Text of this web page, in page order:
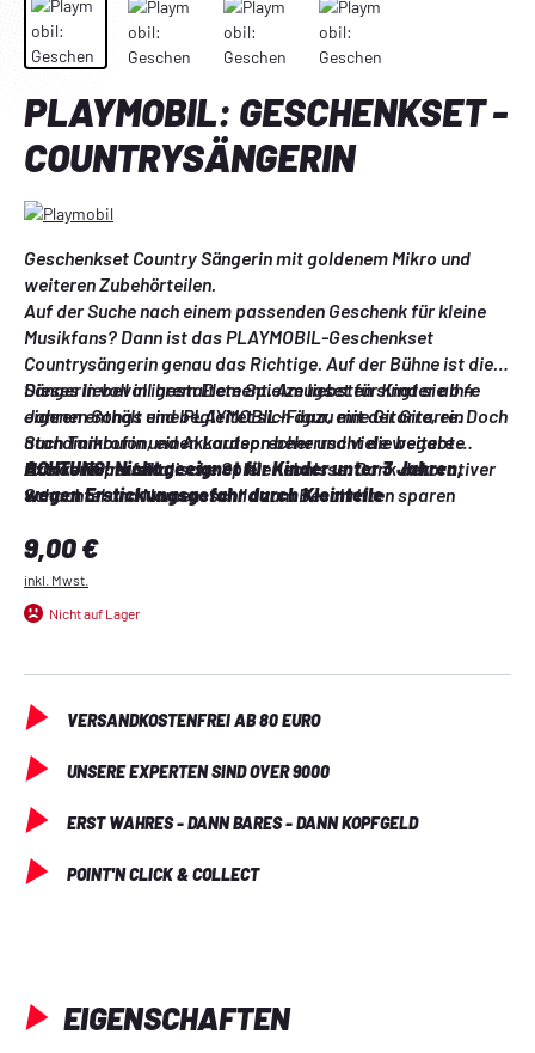
PLAYMOBIL: GESCHENKSET -
COUNTRYSÄNGERIN
Geschenkset Country Sängerin mit goldenem Mikro und
weiteren Zubehörteilen.
Auf der Suche nach einem passenden Geschenk für kleine
Musikfans? Dann ist das PLAYMOBIL-Geschenkset
Countrysängerin genau das Richtige. Auf der Bühne ist die
Sängerin voll in ihrem Element. Am liebsten singt sie ihre
eigenen Songs und begleitet sich dazu mit der Gitarre. Doch
auch Tamburin und Akkordeon beherrscht die begabte
Musikerin perfekt.
Dieses liebevoll gestaltete Spielzeugset für Kinder ab 4
Jahren enthält eine PLAYMOBIL-Figur, eine Gitarre, ein
Standmikrofon, einen Lautsprecher und viele weitere
Extras für musikalische Spielerlebnisse. Dank dekorativer
Schachtel und Namensschild zum Beschriften sparen
die Umwelt. Ein tolles Spielzeugset zum Mitbringen und
Verschenken.
ACHTUNG! Nicht geeignet für Kinder unter 3 Jahren,
wegen Erstickungsgefahr durch Kleinteile
Regulärer Preis:
9,00 €
inkl. Mwst.
Nicht auf Lager
VERSANDKOSTENFREI AB 80 EURO
UNSERE EXPERTEN SIND OVER 9000
ERST WAHRES - DANN BARES - DANN KOPFGELD
POINT'N CLICK & COLLECT
EIGENSCHAFTEN